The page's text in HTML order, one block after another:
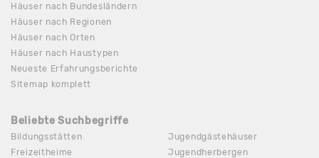
Häuser nach Bundesländern
Häuser nach Regionen
Häuser nach Orten
Häuser nach Haustypen
Neueste Erfahrungsberichte
Sitemap komplett
Beliebte Suchbegriffe
Bildungsstätten
Freizeitheime
Jugendgästehäuser
Jugendherbergen